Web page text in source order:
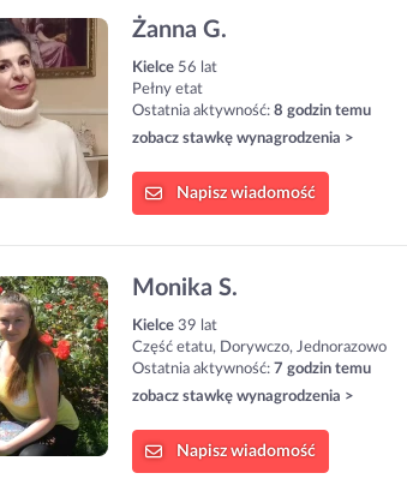
Żanna G.
Kielce 56 lat
Pełny etat
Ostatnia aktywność: 8 godzin temu
zobacz stawkę wynagrodzenia >
Napisz wiadomość
Monika S.
Kielce 39 lat
Część etatu, Dorywczo, Jednorazowo
Ostatnia aktywność: 7 godzin temu
zobacz stawkę wynagrodzenia >
Napisz wiadomość